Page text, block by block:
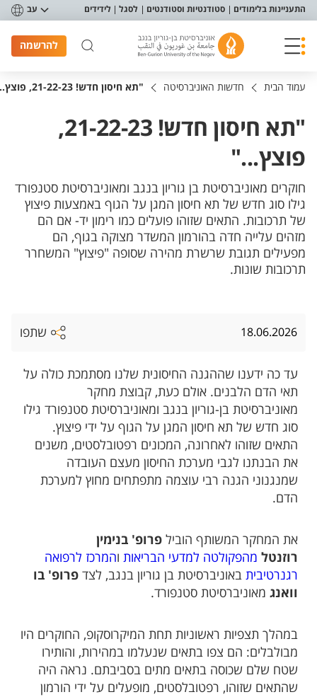
תפריט נגישות
התעניינות בלימודים סטודנטיות וסטודנטים לסגל לידידים עב
להרשמה
עמוד הבית חדשות האוניברסיטה "תא חיסון חדש! 21-22-23, פוצץ..."
"תא חיסון חדש! 21-22-23,
פוצץ..."
חוקרים מאוניברסיטת בן גוריון בנגב ומאוניברסיטת סטנפורד
גילו סוג חדש של תא חיסון המגן על הגוף באמצעות פיצוץ
של תרכובות. התאים שזוהו פועלים כמו רימון יד- אם הם
מזהים עלייה חדה בהורמון המשדר מצוקה בגוף, הם
מפעילים תגובת שרשרת מהירה שסופה "פיצוץ" המשחרר
תרכובות שונות.
18.06.2026 שתפו
עד כה ידענו שההגנה החיסונית שלנו מסתמכת כולה על
תאי הדם הלבנים. אולם כעת, קבוצת מחקר
מאוניברסיטת בן-גוריון בנגב ומאוניברסיטת סטנפורד גילו
סוג חדש של תא חיסון המגן על הגוף על ידי פיצוץ.
התאים שזוהו לאחרונה, המכונים רפטובלסטים, משנים
את הבנתנו לגבי מערכת החיסון מעצם העובדה
שמנגנוני הגנה רבי עוצמה מתפתחים מחוץ למערכת
הדם.
את המחקר המשותף הובילפרופ' בנימין
רוזנטל מהפקולטה למדעי הבריאות והמרכז לרפואה
רגנרטיבית באוניברסיטת בן גוריון בנגב, לצדפרופ' בו
וואנג מאוניברסיטת סטנפורד.
במהלך תצפיות ראשוניות תחת המיקרוסקופ, החוקרים היו
מבולבלים: הם צפו בתאים שנעלמו במהירות, והותירו
שטח שלם שכוסה בתאים מתים בסביבתם. נראה היה
שהתאים שזוהו, רפטובלסטים, מופעלים על ידי הורמון